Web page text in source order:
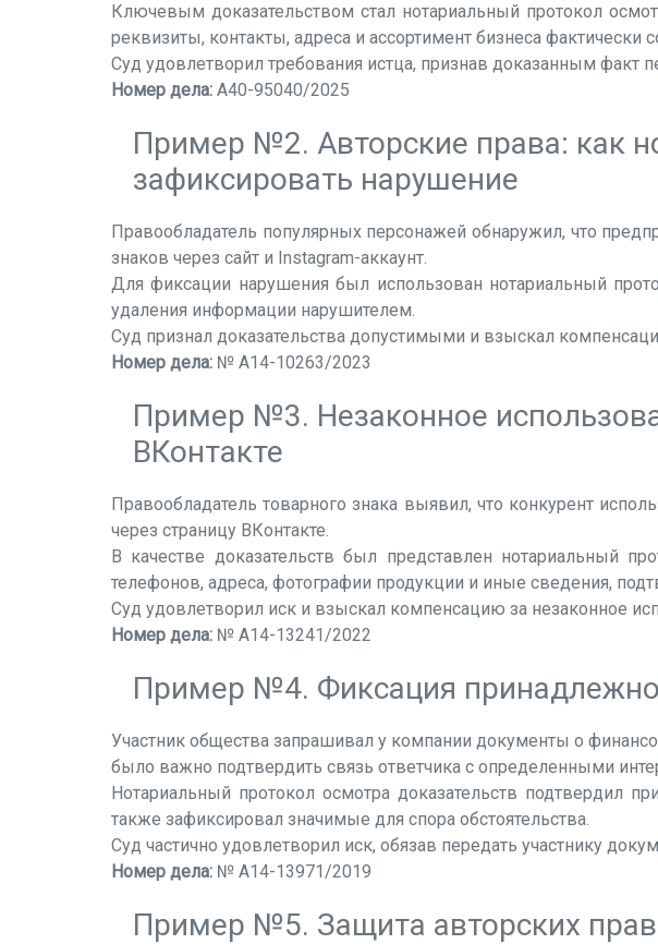
Ключевым доказательством стал нотариальный протокол
реквизиты, контакты, адреса и ассортимент бизнеса
Суд удовлетворил требования истца, признав доказанным факт
Номер дела: А40-95040/2025
Пример №2. Авторские права: как
зафиксировать нарушение
Правообладатель популярных персонажей обнаружил, что
знаков через сайт и Instagram-аккаунт.
Для фиксации нарушения был использован нотариальный
удаления информации нарушителем.
Суд признал доказательства допустимыми и взыскал
Номер дела: № А14-10263/2023
Пример №3. Незаконное
ВКонтакте
Правообладатель товарного знака выявил, что конкурент
через страницу ВКонтакте.
В качестве доказательств был представлен нотариальный
телефонов, адреса, фотографии продукции и иные сведения,
Суд удовлетворил иск и взыскал компенсацию за незаконное
Номер дела: № А14-13241/2022
Пример №4. Фиксация
Участник общества запрашивал у компании документы о
было важно подтвердить связь ответчика с определенными
Нотариальный протокол осмотра доказательств подтвердил
также зафиксировал значимые для спора обстоятельства.
Суд частично удовлетворил иск, обязав передать участнику
Номер дела: № А14-13971/2019
Пример №5. Защита авторских